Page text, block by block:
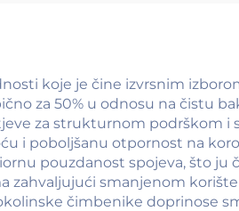
koje je čine izvrsnim
za 50% u odnosu na čistu
za strukturnom podrškom i
i poboljšanu otpornost na
pouzdanost spojeva, što ju
zahvaljujući smanjenom
čimbenike doprinose